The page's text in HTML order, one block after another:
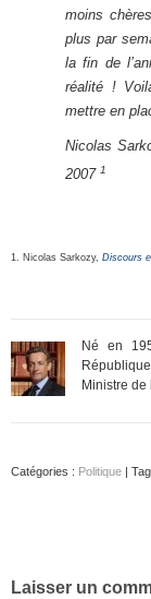
moins
plus par
la fin de
réalité !
mettre en
Nicolas
2007 1
1. Nicolas Sarkozy, Discours
Né en
Ministre
Catégories : Politique |
Laisser un